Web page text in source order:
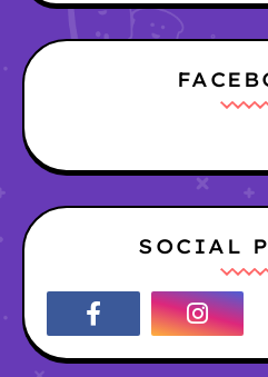
SOCIAL